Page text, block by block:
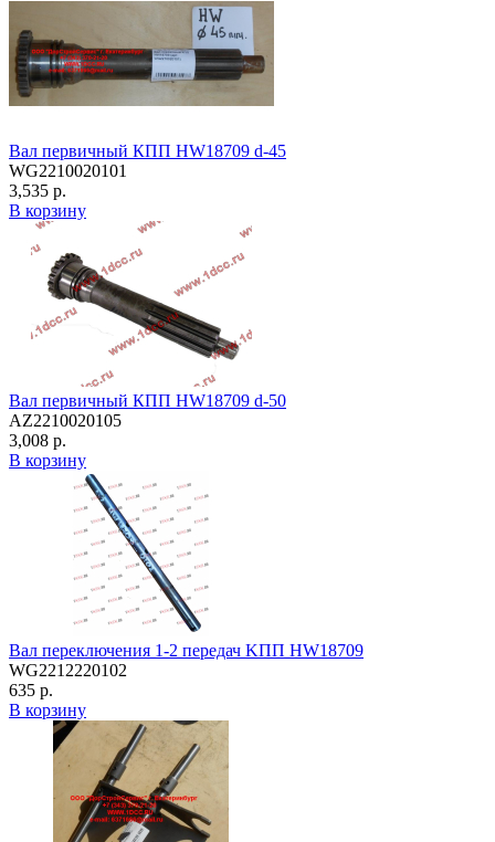
Вал первичный КПП HW18709 d-45
WG2210020101
3,535 р.
В корзину
Вал первичный КПП HW18709 d-50
AZ2210020105
3,008 р.
В корзину
Вал переключения 1-2 передач KПП HW18709
WG2212220102
635 р.
В корзину